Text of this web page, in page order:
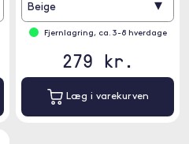
Beige ▾
Fjernlagring, ca. 3-8 hverdage
279 kr.
Læg i varekurven